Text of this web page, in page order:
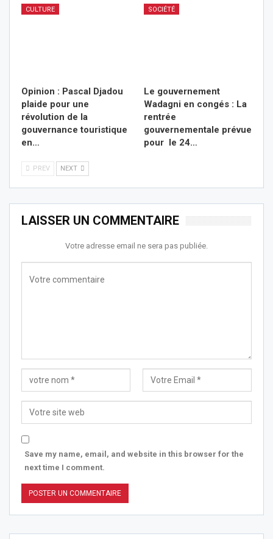
CULTURE
Opinion : Pascal Djadou
plaide pour une
révolution de la
gouvernance touristique
en…
SOCIÉTÉ
Le gouvernement
Wadagni en congés : La
rentrée
gouvernementale prévue
pour le 24…
PREV NEXT
LAISSER UN COMMENTAIRE
Votre adresse email ne sera pas publiée.
Save my name, email, and website in this browser for the
next time I comment.